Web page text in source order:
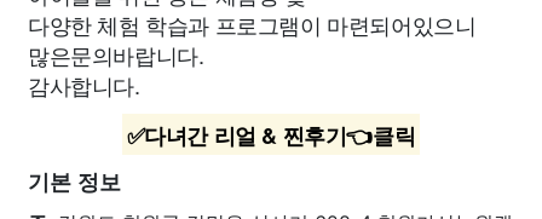
다양한 체험 학습과 프로그램이 마련되어있으니
많은문의바랍니다.
감사합니다.
✅다녀간 리얼 & 찐후기👈클릭
기본 정보